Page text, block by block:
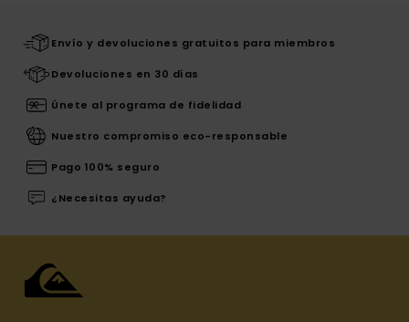
Envío y devoluciones gratuitos para miembros
Devoluciones en 30 días
Únete al programa de fidelidad
Nuestro compromiso eco-responsable
Pago 100% seguro
¿Necesitas ayuda?